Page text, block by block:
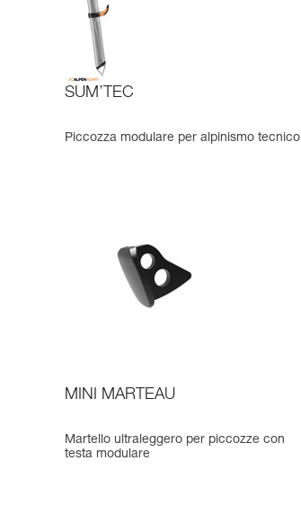
SUM’TEC
Piccozza modulare per alpinismo tecnico
MINI MARTEAU
Martello ultraleggero per piccozze con
testa modulare